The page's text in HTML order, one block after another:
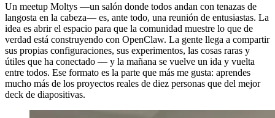
Un meetup Moltys —un salón donde todos andan con tenazas de
langosta en la cabeza— es, ante todo, una reunión de entusiastas. La
idea es abrir el espacio para que la comunidad muestre lo que de
verdad está construyendo con OpenClaw. La gente llega a compartir
sus propias configuraciones, sus experimentos, las cosas raras y
útiles que ha conectado — y la mañana se vuelve un ida y vuelta
entre todos. Ese formato es la parte que más me gusta: aprendes
mucho más de los proyectos reales de diez personas que del mejor
deck de diapositivas.